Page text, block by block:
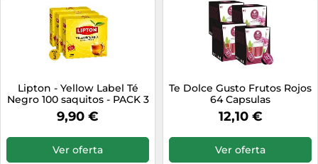
Lipton - Yellow Label Té
Negro 100 saquitos - PACK 3
UDS
9,90 €
Ver oferta
Te Dolce Gusto Frutos Rojos
64 Capsulas
12,10 €
Ver oferta